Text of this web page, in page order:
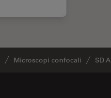
Microscopi confocali SD